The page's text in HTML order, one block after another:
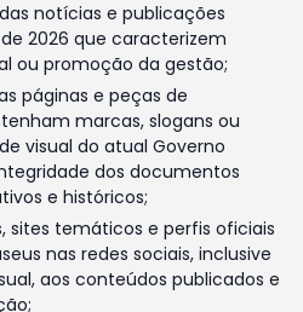
notícias e publicações
2026 que caracterizem
ou promoção da gestão;
páginas e peças de
marcas, slogans ou
visual do atual Governo
dos documentos
e históricos;
sites temáticos e perfis oficiais
nas redes sociais, inclusive
aos conteúdos publicados e